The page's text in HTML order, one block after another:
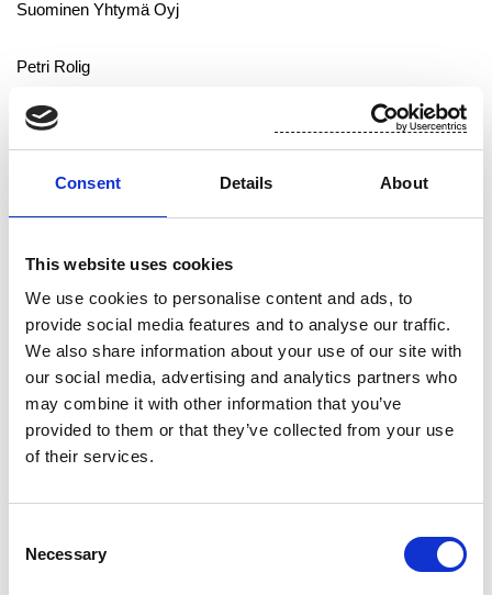
Consent Details About
This website uses cookies
We use cookies to personalise content and ads, to
provide social media features and to analyse our traffic.
We also share information about your use of our site with
our social media, advertising and analytics partners who
may combine it with other information that you’ve
provided to them or that they’ve collected from your use
of their services.
Selection
Necessary
Suominen Yhtymä Oyj
Petri Rolig
Lisätietoja:
Suominen valmistaa korkealaatuisia joustopakkauksia,
kosteuspyyhkeitä ja kuitukankaita teollisuuden ja kaupan
käyttöön. Yhtiö on merkittävä toimija Euroopassa jokaisella
liiketoiminta-alueellaan. Suomisen yksiköt sijaitsevat
Suomessa, Puolassa, Hollannissa ja Venäjällä. Yhtiön liikevaihto
oli vuonna 2010 noin 173 miljoonaa euroa ja henkilöstömäärä